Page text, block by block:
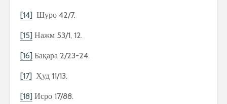
[14] Шуро 42/7.
[15] Нажм 53/1, 12.
[16] Бақара 2/23-24.
[17] Ҳуд 11/13.
[18] Исро 17/88.